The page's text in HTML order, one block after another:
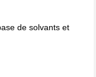
de solvants et